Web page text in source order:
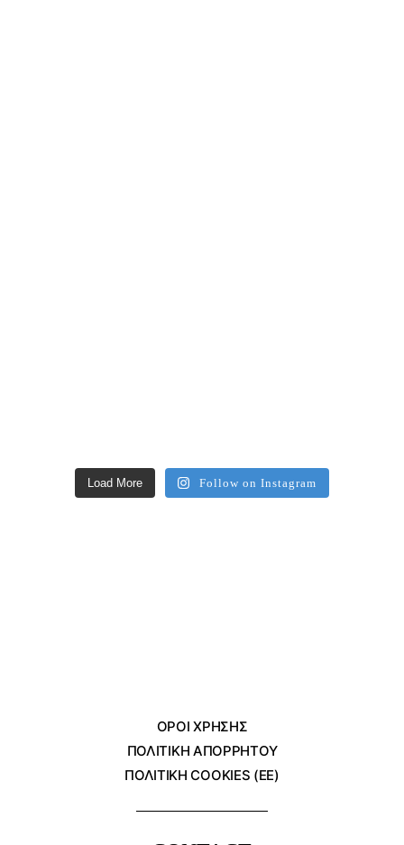
Load More Follow on Instagram
ΌΡΟΙ ΧΡΗΣΗΣ
ΠΟΛΙΤΙΚΗ ΑΠΟΡΡΗΤΟΥ
ΠΟΛΙΤΙΚΗ COOKIES (ΕΕ)